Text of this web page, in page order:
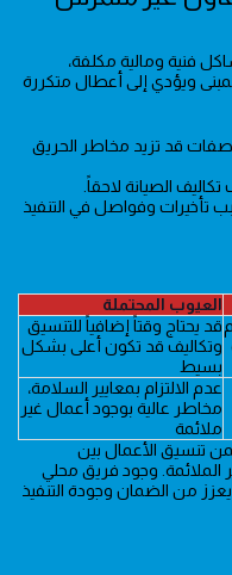
فنية ومالية مكلفة،
ويؤدي إلى أعطال متكررة
قد تزيد مخاطر الحريق
الصيانة لاحقاً.
تأخيرات وفواصل في التنفيذ
العيوب المحتملة
قد يحتاج وقتاً إضافياً للتنسيق
وتكاليف قد تكون أعلى بشكل
بسيط
عدم الالتزام بمعايير السلامة،
مخاطر عالية بوجود أعمال غير
ملائمة
تنسيق الأعمال بين
الملائمة. وجود فريق محلي
من الضمان وجودة التنفيذ